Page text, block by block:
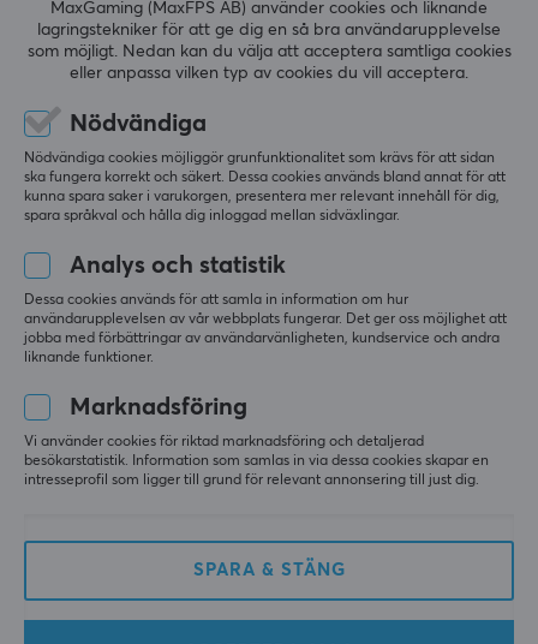
SPECIFIKATIONER
EGENSKAPER
PU (Polyurethane)
Färg
Svart
Zowie FK2-DW
RECENSIONER (0) FRÅGOR OCH SVAR (0)
0.0
5
0%
4
0%
3
LÄMNA RECENSION
Mer från vårt Community
MaxGaming (MaxFPS AB) använder cookies och liknande
lagringstekniker för att ge dig en så bra användarupplevelse
som möjligt. Nedan kan du välja att acceptera samtliga cookies
eller anpassa vilken typ av cookies du vill acceptera.
Nödvändiga
Nödvändiga cookies möjliggör grunfunktionalitet som krävs för att sidan
ska fungera korrekt och säkert. Dessa cookies används bland annat för att
kunna spara saker i varukorgen, presentera mer relevant innehåll för dig,
spara språkval och hålla dig inloggad mellan sidväxlingar.
Analys och statistik
Dessa cookies används för att samla in information om hur
användarupplevelsen av vår webbplats fungerar. Det ger oss möjlighet att
jobba med förbättringar av användarvänligheten, kundservice och andra
liknande funktioner.
Marknadsföring
Vi använder cookies för riktad marknadsföring och detaljerad
besökarstatistik. Information som samlas in via dessa cookies skapar en
intresseprofil som ligger till grund för relevant annonsering till just dig.
SPARA & STÄNG